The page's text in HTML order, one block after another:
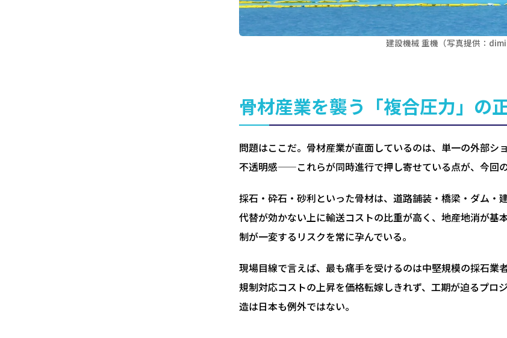
建設機械 重機（写真提供：
骨材産業を襲う「複合圧力」の
問題はここだ。骨材産業が直面しているのは、単一の外部
不透明感——これらが同時進行で押し寄せている点が、今回
採石・砕石・砂利といった骨材は、道路舗装・橋梁・ダム・
代替が効かない上に輸送コストの比重が高く、地産地消が
制が一変するリスクを常に孕んでいる。
現場目線で言えば、最も痛手を受けるのは中堅規模の採石
規制対応コストの上昇を価格転嫁しきれず、工期が迫るプ
造は日本も例外ではない。